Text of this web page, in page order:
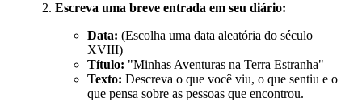
Escreva uma breve entrada em seu diário:
Data: (Escolha uma data aleatória do século
XVIII)
Título: "Minhas Aventuras na Terra Estranha"
Texto: Descreva o que você viu, o que sentiu e o
que pensa sobre as pessoas que encontrou.